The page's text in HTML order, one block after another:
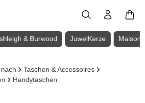
& Burwood JuwelKerze Maison
Taschen & Accessoires
Handytaschen